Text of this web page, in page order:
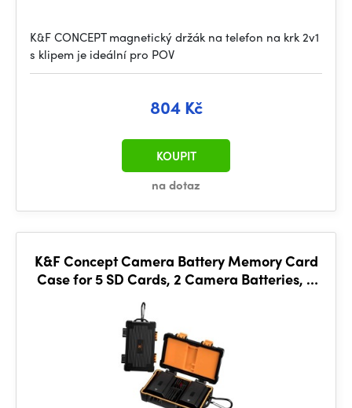
K&F CONCEPT magnetický držák na telefon na krk 2v1
s klipem je ideální pro POV
804 Kč
na dotaz
KOUPIT
K&F Concept Camera Battery Memory Card
Case for 5 SD Cards, 2 Camera Batteries, 6